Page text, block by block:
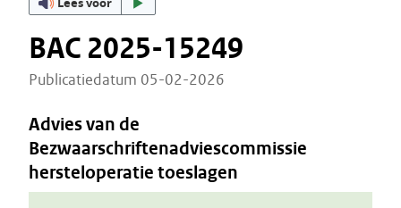
BAC 2025-15249
Publicatiedatum 05-02-2026
Advies van de
Bezwaarschriftenadviescommissie
hersteloperatie toeslagen